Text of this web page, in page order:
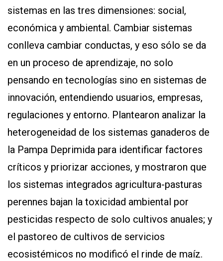
sistemas en las tres dimensiones: social,
económica y ambiental. Cambiar sistemas
conlleva cambiar conductas, y eso sólo se da
en un proceso de aprendizaje, no solo
pensando en tecnologías sino en sistemas de
innovación, entendiendo usuarios, empresas,
regulaciones y entorno. Plantearon analizar la
heterogeneidad de los sistemas ganaderos de
la Pampa Deprimida para identificar factores
críticos y priorizar acciones, y mostraron que
los sistemas integrados agricultura-pasturas
perennes bajan la toxicidad ambiental por
pesticidas respecto de solo cultivos anuales; y
el pastoreo de cultivos de servicios
ecosistémicos no modificó el rinde de maíz.